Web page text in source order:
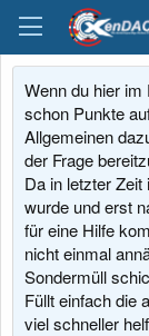
Wenn du hier
schon Punkte
Allgemeinen
der Frage
Da in letzter
wurde und erst
für eine Hilfe
nicht einmal
Sondermüll
Füllt einfach die
viel schneller